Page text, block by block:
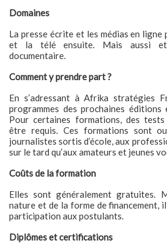
Domaines
La presse écrite et les médias en
et la télé ensuite. Mais aussi
documentaire.
Comment y prendre part ?
En s’adressant à Afrika stratégies
programmes des prochaines
Pour certaines formations, des
être requis. Ces formations sont
journalistes sortis d’école, aux
sur le tard qu’aux amateurs et jeunes
Coûts de la formation
Elles sont généralement gratuites.
nature et de la forme de financement,
participation aux postulants.
Diplômes et certifications